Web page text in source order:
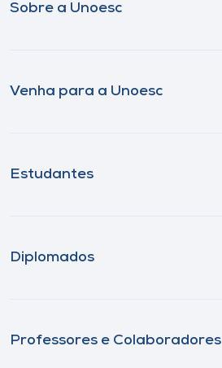
Sobre a Unoesc
Venha para a Unoesc
Estudantes
Diplomados
Professores e Colaboradores